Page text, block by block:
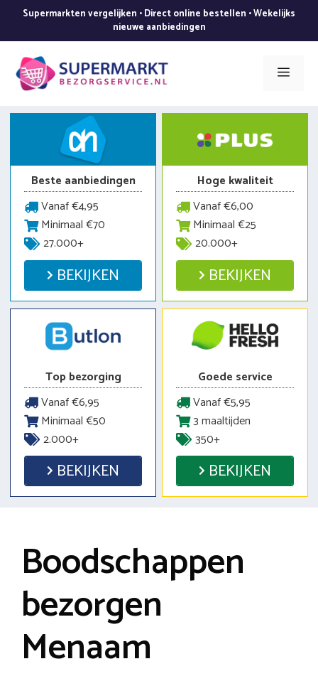
de
inhoud
Supermarkten vergelijken • Direct online bestellen • Wekelijks
nieuwe aanbiedingen
Menu
Beste aanbiedingen
Vanaf €4,95
Minimaal €70
27.000+
BEKIJKEN
Hoge kwaliteit
Vanaf €6,00
Minimaal €25
20.000+
BEKIJKEN
Top bezorging
Vanaf €6,95
Minimaal €50
2.000+
BEKIJKEN
Goede service
Vanaf €5,95
3 maaltijden
350+
BEKIJKEN
Boodschappen
bezorgen
Menaam